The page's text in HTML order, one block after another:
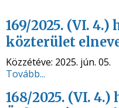
169/2025. (VI.
közterület
Közzétéve: 2025. jún. 05.
Tovább...
168/2025. (VI.